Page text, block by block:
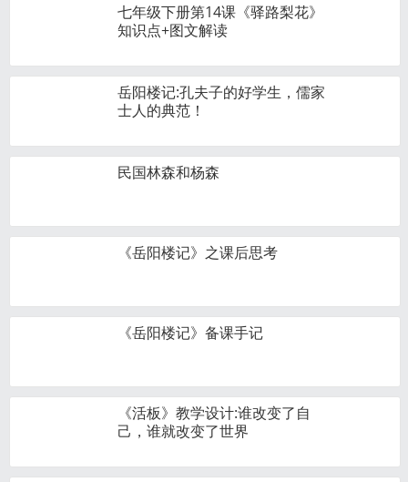
七年级下册第14课《驿路梨花》
知识点+图文解读
岳阳楼记:孔夫子的好学生，儒家
士人的典范！
民国林森和杨森
《岳阳楼记》之课后思考
《岳阳楼记》备课手记
《活板》教学​设计:谁改变了自
己，谁就改变了世界